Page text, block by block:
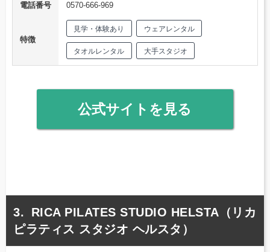
電話番号
0570-666-969
特徴
見学・体験あり ウェアレンタル
タオルレンタル 大手スタジオ
公式サイトを見る
RICA PILATES STUDIO HELSTA（リカ
ピラティス スタジオ ヘルスタ）